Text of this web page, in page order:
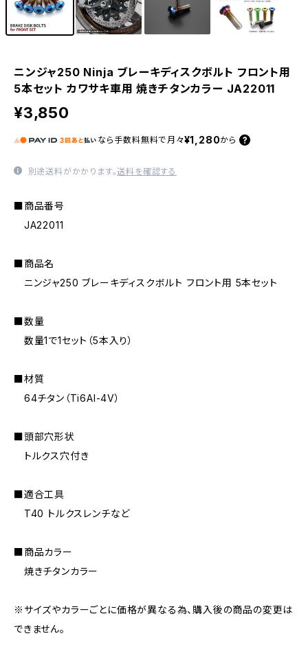
ニンジャ250 Ninja ブレーキディスクボルト フロント用
5本セット カワサキ車用 焼きチタンカラー JA22011
¥3,850
なら 手数料無料で 月々¥1,280から
別途送料がかかります。送料を確認する
■商品番号
JA22011
■商品名
ニンジャ250 ブレーキディスクボルト フロント用 5本セット
■数量
数量1で1セット（5本入り）
■材質
64チタン（Ti6AI-4V）
■頭部穴形状
トルクス穴付き
■適合工具
T40 トルクスレンチなど
■商品カラー
焼きチタンカラー
※サイズやカラーごとに価格が異なる為、購入後の商品の変更は
できません。